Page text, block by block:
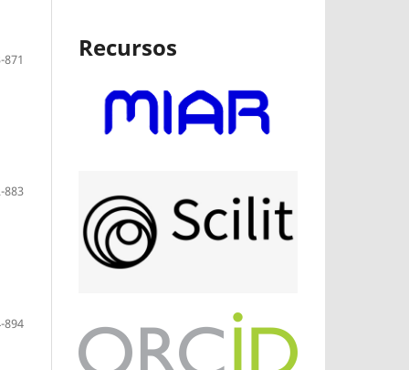
871
883
894
Recursos